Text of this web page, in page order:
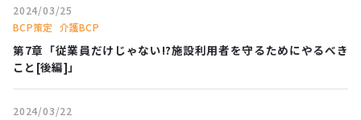
2024/03/25
BCP策定 介護BCP
第7章「従業員だけじゃない!?施設利用者を守るためにやるべき
こと[後編]」
2024/03/22